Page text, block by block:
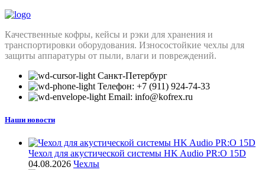
Качественные кофры, кейсы и рэки для хранения и
транспортировки оборудования. Износостойкие чехлы для
защиты аппаратуры от пыли, влаги и повреждений.
Санкт-Петербург
Телефон: +7 (911) 924-74-33
Email: info@kofrex.ru
Наши новости
Чехол для акустической системы HK Audio PR:O 15D
04.08.2026 Чехлы